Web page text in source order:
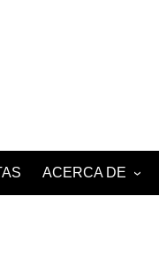
ACERCA DE